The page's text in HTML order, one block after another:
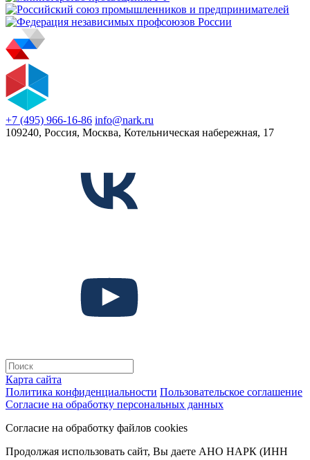
+7 (495) 966-16-86 info@nark.ru
109240, Россия, Москва, Котельническая набережная, 17
Карта сайта
Политика конфиденциальности Пользовательское соглашение
Согласие на обработку персональных данных
Согласие на обработку файлов cookies
Продолжая использовать сайт, Вы даете АНО НАРК (ИНН